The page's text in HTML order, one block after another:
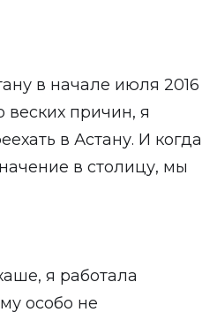
в начале июля 2016
веских причин, я
в Астану. И когда
в столицу, мы
я работала
особо не